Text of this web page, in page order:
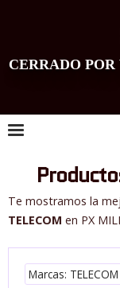
CERRADO POR
Te mostramos la
TELECOM en PX
Marcas: TELECOM